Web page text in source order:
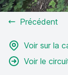
Précédent
Voir sur la
Voir le